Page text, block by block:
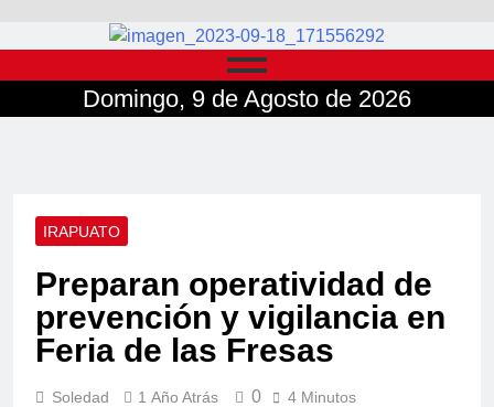
Domingo, 9 de Agosto de 2026
IRAPUATO
Preparan operatividad de
prevención y vigilancia en
Feria de las Fresas
Soledad 1 Año Atrás 0 4 Minutos